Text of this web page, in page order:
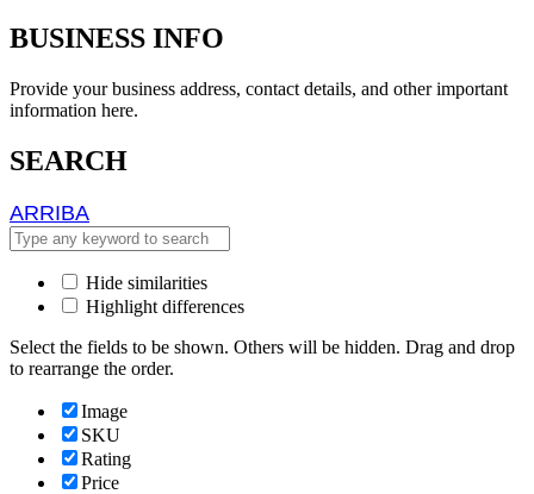
BUSINESS INFO
Provide your business address, contact details, and other important
information here.
SEARCH
ARRIBA
Hide similarities
Highlight differences
Select the fields to be shown. Others will be hidden. Drag and drop
to rearrange the order.
Image
SKU
Rating
Price